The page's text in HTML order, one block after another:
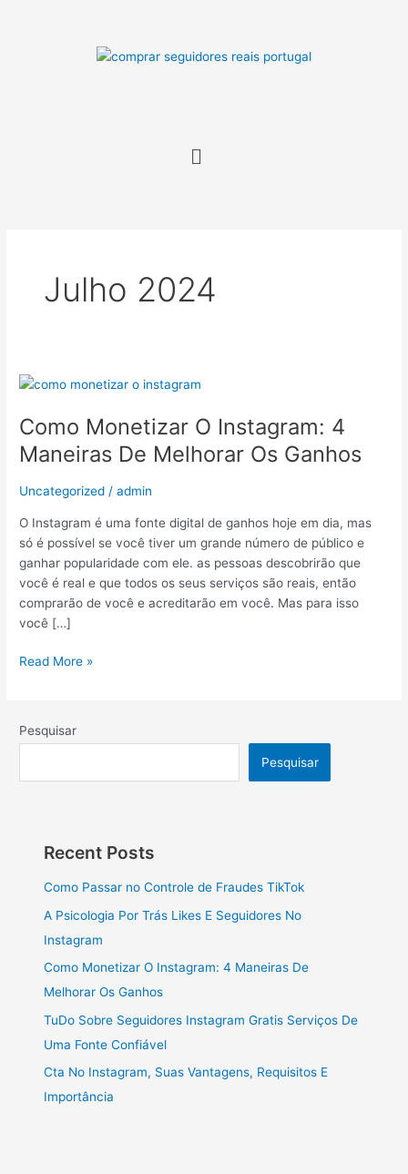
Menu
Julho 2024
Como Monetizar O Instagram: 4
Maneiras De Melhorar Os Ganhos
Uncategorized /admin
O Instagram é uma fonte digital de ganhos hoje em dia, mas
só é possível se você tiver um grande número de público e
ganhar popularidade com ele. as pessoas descobrirão que
você é real e que todos os seus serviços são reais, então
comprarão de você e acreditarão em você. Mas para isso
você […]
Como
O
Instagram:
4
Melhorar
Os
Ganhos
Read More »
Pesquisar
Pesquisar
Recent Posts
Como Passar no Controle de Fraudes TikTok
A Psicologia Por Trás Likes E Seguidores No
Instagram
Como Monetizar O Instagram: 4 Maneiras De
Melhorar Os Ganhos
TuDo Sobre Seguidores Instagram Gratis Serviços De
Uma Fonte Confiável
Cta No Instagram, Suas Vantagens, Requisitos E
Importância